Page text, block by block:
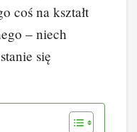
coś na kształt
– niech
się